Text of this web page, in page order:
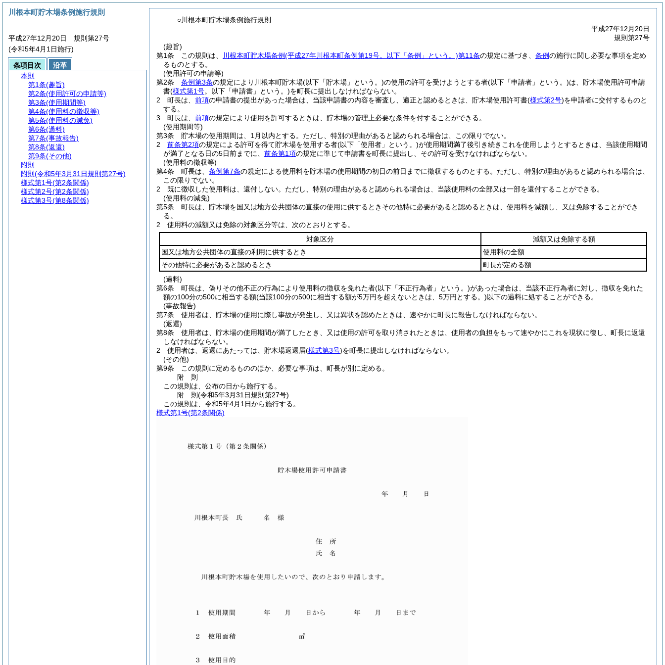
○川根本町貯木場条例施行規則
平成27年12月20日
規則第27号
(趣旨)
第1条
この規則は、 川根本町貯木場条例(平成27年川根本町条例第19号。以下「条例」という。)第11条の規定に基づき、 条例の施行に関し必要な事項を定め
るものとする。
(使用許可の申請等)
第2条
条例第3条の規定により川根本町貯木場(以下「貯木場」という。)の使用の許可を受けようとする者(以下「申請者」という。)は、貯木場使用許可申請
書(様式第1号。以下「申請書」という。)を町長に提出しなければならない。
2
町長は、 前項の申請書の提出があった場合は、当該申請書の内容を審査し、適正と認めるときは、貯木場使用許可書(様式第2号)を申請者に交付するものと
する。
3
町長は、 前項の規定により使用を許可するときは、貯木場の管理上必要な条件を付することができる。
(使用期間等)
第3条
貯木場の使用期間は、1月以内とする。 ただし、特別の理由があると認められる場合は、この限りでない。
2
前条第2項の規定による許可を得て貯木場を使用する者(以下「使用者」という。)が使用期間満了後引き続きこれを使用しようとするときは、当該使用期間
が満了となる日の5日前までに、 前条第1項の規定に準じて申請書を町長に提出し、その許可を受けなければならない。
(使用料の徴収等)
第4条
町長は、 条例第7条の規定による使用料を貯木場の使用期間の初日の前日までに徴収するものとする。 ただし、特別の理由があると認められる場合は、
この限りでない。
2
既に徴収した使用料は、還付しない。 ただし、特別の理由があると認められる場合は、当該使用料の全部又は一部を還付することができる。
(使用料の減免)
第5条
町長は、貯木場を国又は地方公共団体の直接の使用に供するときその他特に必要があると認めるときは、使用料を減額し、又は免除することができ
る。
2
使用料の減額又は免除の対象区分等は、次のとおりとする。
対象区分
減額又は免除する額
国又は地方公共団体の直接の利用に供するとき
使用料の全額
その他特に必要があると認めるとき
町長が定める額
(過料)
第6条
町長は、偽りその他不正の行為により使用料の徴収を免れた者(以下「不正行為者」という。)があった場合は、当該不正行為者に対し、徴収を免れた
額の100分の500に相当する額(当該100分の500に相当する額が5万円を超えないときは、5万円とする。)以下の過料に処することができる。
(事故報告)
第7条
使用者は、貯木場の使用に際し事故が発生し、又は異状を認めたときは、速やかに町長に報告しなければならない。
(返還)
第8条
使用者は、貯木場の使用期間が満了したとき、又は使用の許可を取り消されたときは、使用者の負担をもって速やかにこれを現状に復し、町長に返還
しなければならない。
2
使用者は、返還にあたっては、貯木場返還届(様式第3号)を町長に提出しなければならない。
(その他)
第9条
この規則に定めるもののほか、必要な事項は、町長が別に定める。
附 則
この規則は、公布の日から施行する。
附 則(令和5年3月31日規則第27号)
この規則は、令和5年4月1日から施行する。
様式第1号(第2条関係)
川根本町貯木場条例施行規則
平成27年12月20日 規則第27号
(令和5年4月1日施行)
条項目次
沿革
本則
第1条(趣旨)
第2条(使用許可の申請等)
第3条(使用期間等)
第4条(使用料の徴収等)
第5条(使用料の減免)
第6条(過料)
第7条(事故報告)
第8条(返還)
第9条(その他)
附則
附則 (令和5年3月31日規則第27号)
様式第1号(第2条関係)
様式第2号(第2条関係)
様式第3号(第8条関係)